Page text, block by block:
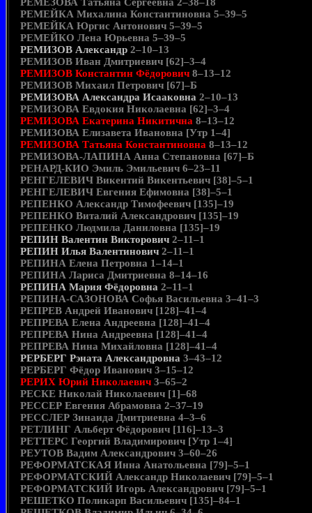
РЕМЕЗОВА Татьяна Сергеевна 2–38–18
РЕМЕЙКА Михалина Константиновна 5–39–5
РЕМЕЙКА Юргис Антонович 5–39–5
РЕМЕЙКО Лена Юрьевна 5–39–5
РЕМИЗОВ Александр 2–10–13
РЕМИЗОВ Иван Дмитриевич [62]–3–4
РЕМИЗОВ Константин Фёдорович 8–13–12
РЕМИЗОВ Михаил Петрович [67]–Б
РЕМИЗОВА Александра Исааковна 2–10–13
РЕМИЗОВА Евдокия Николаевна [62]–3–4
РЕМИЗОВА Екатерина Никитична 8–13–12
РЕМИЗОВА Елизавета Ивановна [Утр 1–4]
РЕМИЗОВА Татьяна Константиновна 8–13–12
РЕМИЗОВА-ЛАПИНА Анна Степановна [67]–Б
РЕНАРД-КИО Эмиль Эмильевич 6–23–11
РЕНГЕЛЕВИЧ Викентий Викентьевич [38]–5–1
РЕНГЕЛЕВИЧ Евгения Ефимовна [38]–5–1
РЕПЕНКО Александр Тимофеевич [135]–19
РЕПЕНКО Виталий Александрович [135]–19
РЕПЕНКО Людмила Даниловна [135]–19
РЕПИН Валентин Викторович 2–11–1
РЕПИН Илья Валентинович 2–11–1
РЕПИНА Елена Петровна 1–14–1
РЕПИНА Лариса Дмитриевна 8–14–16
РЕПИНА Мария Фёдоровна 2–11–1
РЕПИНА-САЗОНОВА Софья Васильевна 3–41–3
РЕПРЕВ Андрей Иванович [128]–41–4
РЕПРЕВА Елена Андреевна [128]–41–4
РЕПРЕВА Нина Андреевна [128]–41–4
РЕПРЕВА Нина Михайловна [128]–41–4
РЕРБЕРГ Рэната Александровна 3–43–12
РЕРБЕРГ Фёдор Иванович 3–15–12
РЕРИХ Юрий Николаевич 3–65–2
РЕСКЕ Николай Николаевич [1]–68
РЕССЕР Евгения Абрамовна 2–37–19
РЕССЛЕР Зинаида Дмитриевна 4–3–6
РЕТЛИНГ Альберт Фёдорович [116]–13–3
РЕТТЕРС Георгий Владимирович [Утр 1–4]
РЕУТОВ Вадим Александрович 3–60–26
РЕФОРМАТСКАЯ Инна Анатольевна [79]–5–1
РЕФОРМАТСКИЙ Александр Николаевич [79]–5–1
РЕФОРМАТСКИЙ Игорь Александрович [79]–5–1
РЕШЕТКО Поликарп Васильевич [135]–84–1